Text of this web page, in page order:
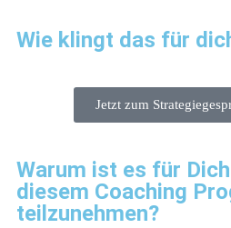
Wie klingt das für
Jetzt zum
Warum ist es für
diesem Coaching
teilzunehmen?